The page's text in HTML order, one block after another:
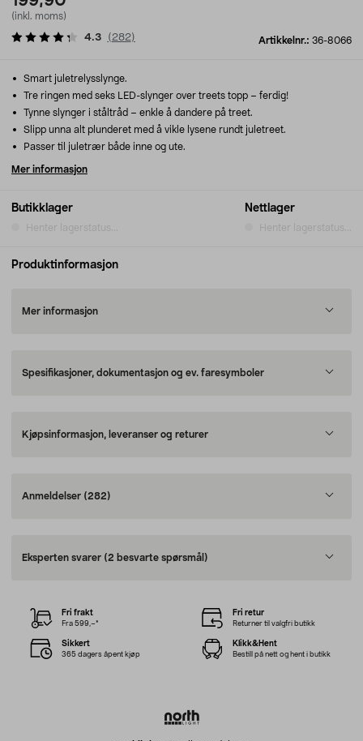
(inkl. moms)
Artikkelnr.: 36-8066
4.3 ( 282)
Butikklager
Henter lagerstatus...
Nettlager
Henter lagerstatus...
Smart juletrelysslynge.
Tre ringen med seks LED-slynger over treets topp – ferdig!
Tynne slynger i ståltråd – enkle å dandere på treet.
Slipp unna alt plunderet med å vikle lysene rundt juletreet.
Passer til juletrær både inne og ute.
Mer informasjon
Produktinformasjon
Mer informasjon
Spesifikasjoner, dokumentasjon og ev. faresymboler
Kjøpsinformasjon, leveranser og returer
Anmeldelser (282)
Eksperten svarer (2 besvarte spørsmål)
Fri frakt
Fra 599,–*
Fri retur
Returner til valgfri butikk
Sikkert
365 dagers åpent kjøp
Klikk&Hent
Bestill på nett og hent i butikk